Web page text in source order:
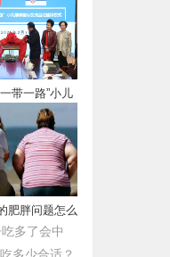
带一路”小儿
流
肥胖问题怎么
哪些